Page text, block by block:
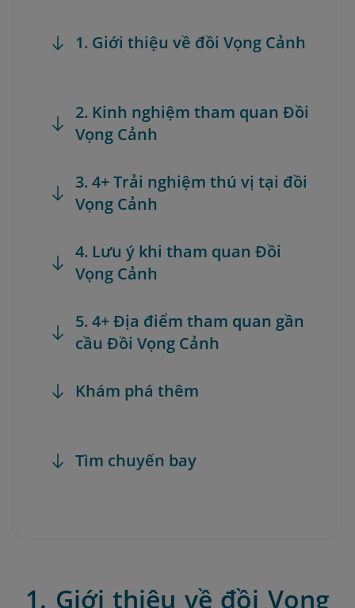
1. Giới thiệu về đồi Vọng Cảnh
2. Kinh nghiệm tham quan Đồi
Vọng Cảnh
3. 4+ Trải nghiệm thú vị tại đồi
Vọng Cảnh
4. Lưu ý khi tham quan Đồi
Vọng Cảnh
5. 4+ Địa điểm tham quan gần
cầu Đồi Vọng Cảnh
Khám phá thêm
Tìm chuyến bay
1. Giới thiệu về đồi Vọng